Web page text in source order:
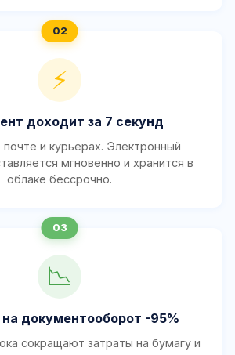
⚡
доходит за 7 секунд
почте и курьерах. Электронный
мгновенно и хранится в
облаке бессрочно.
📉
документооборот -95%
сокращают затраты на бумагу и